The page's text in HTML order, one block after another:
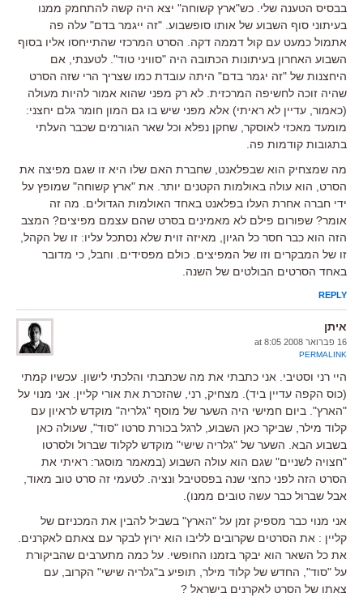
בבסיס הטענה שלי. כש"ארץ קשוחה" יצא היה קשה להתחמק ממנו
בעיתוני סוף השבוע של אותו סופשבוע. "זה ייגמר בדם" עלה פה
אתמול כמעט עם קול דממה דקה. הסרט המרכזי שהתייחסו אליו בסוף
השבוע האחרון בעיתונות הכתובה היה "סוויני טוד". לטענתי, אם
היחצנות של "זה יגמר בדם" היתה עובדת כמו שצריך הרי שזה הסרט
שהיה זוכה לחשיפה המרכזית. לא רק מפני שהוא אמור להיות מעולה
(כאמור, עדיין לא ראיתי) אלא מפני שיש בו גם המון חומר גלם יחצני:
מומעד מאכזי לאוסקר, שחקן נפלא וכל שאר הגורמים שכבר העלתי
בתגובות קודמות פה.
מה שמצחיק הוא שבפלאנט, שחברת האם שלו היא זו שגם מפיצה את
הסרט, הוא עולה באולמות הקטנים יותר. את "ארץ קשוחה" שמופץ על
ידי חברה אחרת העלו בפלאנט באחד האולמות הגדולים. מה זה
אומר? שפורום פילם לא מאמינים בסרט שהם עצמם מפיצים? המצב
הזה הוא כבר חסר כל הגיון, מאיזה זוית שלא נסתכל עליו: זו של הקהל,
זו של המבקרים וזו של המפיצים. כולם מפסידים. וחבל, כי מדובר
באחד הסרטים הבולטים של השנה.
REPLY
איתן
16 פברואר 2008 at 8:05
PERMALINK
היי רני וסטיבי. אני כתבתי את מה שכתבתי והלכתי לישון. עכשיו קמתי
(כוס הקפה עדיין ביד). מצחיק, רני, שהזכרת את אורי קליין. אני מנוי על
"הארץ". ביום חמישי היה השער של מוסף "גלריה" מוקדש לראיון עם
קלוד מילר, שביקר כאן השבוע, לרגל בכורת סרטו "סוד", שעולה כאן
בשבוע הבא. השער של "גלריה שישי" מוקדש לקלוד שברול ולסרטו
"חצויה לשניים" שגם הוא עולה השבוע (במאמר מוסגר: ראיתי את
הסרט הזה לפני כחצי שנה בפסטיבל ונציה. לטעמי זה סרט טוב מאוד,
אבל שברול כבר עשה טובים ממנו).
אני מנוי כבר מספיק זמן על "הארץ" בשביל להבין את המכניזם של
קליין : את הסרטים שקרובים לליבו הוא ירוץ לבקר עם צאתם לאקרנים.
את כל השאר הוא יבקר בזמנו החופשי. על כמה מתערבים שהביקורת
על "סוד", החדש של קלוד מילר, תופיע ב"גלריה שישי" הקרוב, עם
צאתו של הסרט לאקרנים בישראל ?